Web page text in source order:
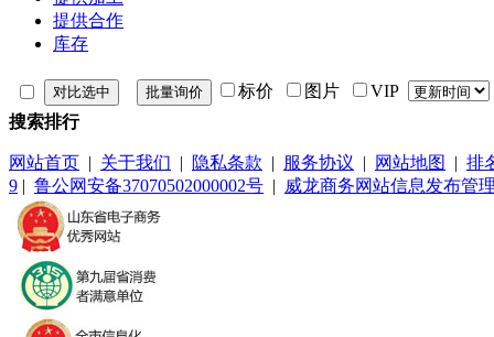
提供合作
库存
标价 图片
VIP
搜索排行
网站首页 | 关于我们 | 隐私条款 | 服务协议 | 网站地图 | 排
9 | 鲁公网安备37070502000002号 | 威龙商务网站信息发布管